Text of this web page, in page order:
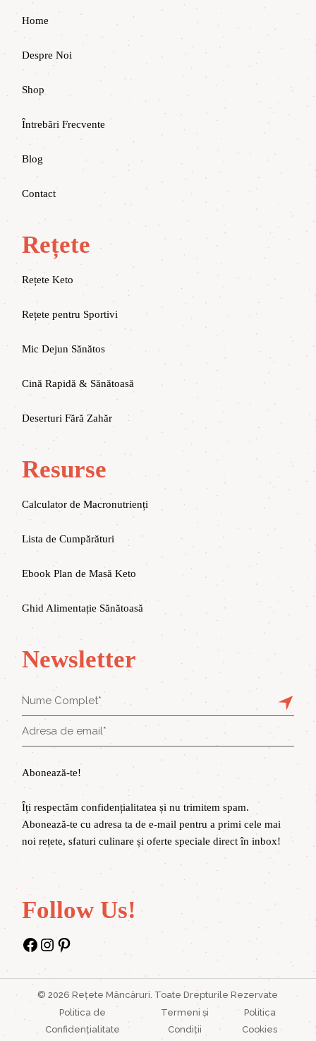
Home
Despre Noi
Shop
Întrebări Frecvente
Blog
Contact
Rețete
Rețete Keto
Rețete pentru Sportivi
Mic Dejun Sănătos
Cină Rapidă & Sănătoasă
Deserturi Fără Zahăr
Resurse
Calculator de Macronutrienți
Lista de Cumpărături
Ebook Plan de Masă Keto
Ghid Alimentație Sănătoasă
Newsletter
Abonează-te!
Îți respectăm confidențialitatea și nu trimitem spam.
Abonează-te cu adresa ta de e-mail pentru a primi cele mai
noi rețete, sfaturi culinare și oferte speciale direct în inbox!
Follow Us!
Facebook
Instagram
Pinterest
©2026 Rețete Mâncăruri . Toate Drepturile Rezervate
Politica de
Confidențialitate
Termeni și
Condiții
Politica
Cookies